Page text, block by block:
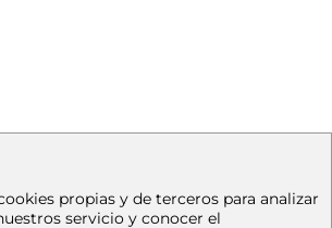
propias y de terceros para analizar
servicio y conocer el